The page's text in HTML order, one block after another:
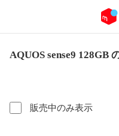
AQUOS sense9 128GB
販売中のみ表示